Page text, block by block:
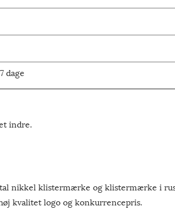
dage
indre.
nikkel klistermærke og klistermærke i
kvalitet logo og konkurrencepris.